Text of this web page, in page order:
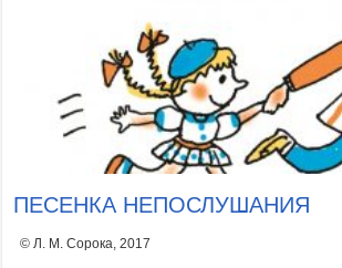
ПЕСЕНКА НЕПОСЛУШАНИЯ
© Л. М. Сорока, 2017